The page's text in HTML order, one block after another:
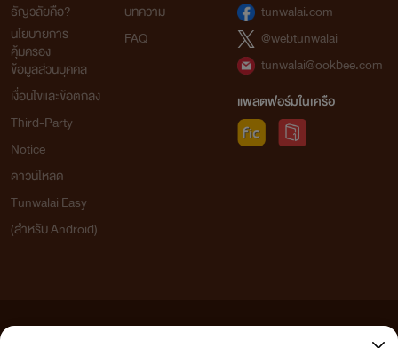
ธัญวลัยคือ?
นโยบายการ
คุ้มครอง
ข้อมูลส่วนบุคคล
เงื่อนไขและข้อตกลง
Third-Party
Notice
ดาวน์โหลด
Tunwalai Easy
(สำหรับ Android)
บทความ
FAQ
tunwalai.com
@webtunwalai
tunwalai@ookbee.com
แพลตฟอร์มในเครือ